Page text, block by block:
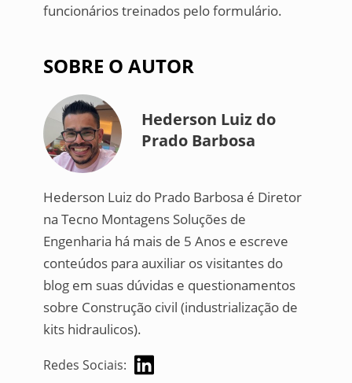
funcionários treinados pelo formulário.
SOBRE O AUTOR
Hederson Luiz do
Prado Barbosa
Hederson Luiz do Prado Barbosa é Diretor
na Tecno Montagens Soluções de
Engenharia há mais de 5 Anos e escreve
conteúdos para auxiliar os visitantes do
blog em suas dúvidas e questionamentos
sobre Construção civil (industrialização de
kits hidraulicos).
Redes Sociais: